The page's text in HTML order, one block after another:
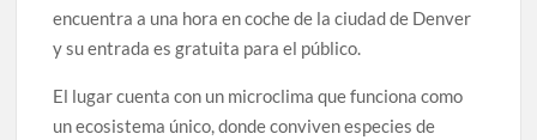
encuentra a una hora en coche de la ciudad de Denver
y su entrada es gratuita para el público.
El lugar cuenta con un microclima que funciona como
un ecosistema único, donde conviven especies de